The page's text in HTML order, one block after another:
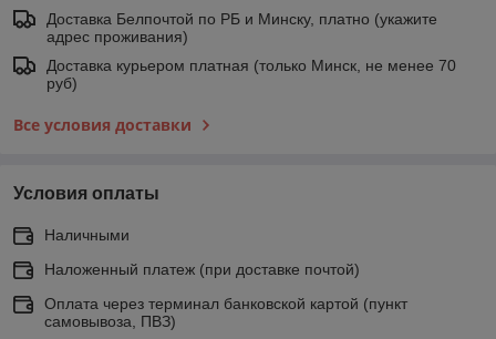
Доставка Белпочтой по РБ и Минску, платно (укажите
адрес проживания)
Доставка курьером платная (только Минск, не менее 70
руб)
Все условия доставки
Условия оплаты
Наличными
Наложенный платеж (при доставке почтой)
Оплата через терминал банковской картой (пункт
самовывоза, ПВЗ)